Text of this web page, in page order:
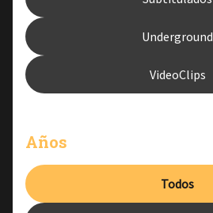
Underground
VideoClips
Años
Todos